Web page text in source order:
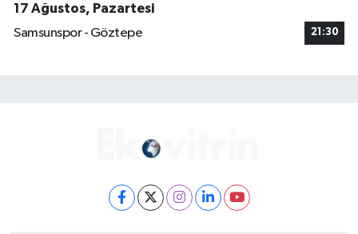
17 Ağustos, Pazartesi
Samsunspor - Göztepe
21:30